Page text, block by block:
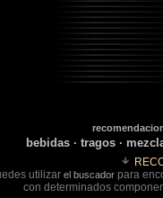
bebidas · tragos ·
utilizar el buscador para
con determinados